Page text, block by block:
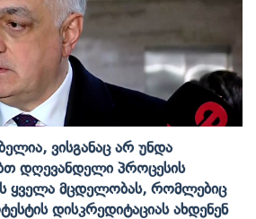
Ვისგანაც Არ Უნდა
Დღევანდელი Პროცესის
Ყველა Მცდელობას, Რომლებიც
Დისკრედიტაციას Ახდენენ